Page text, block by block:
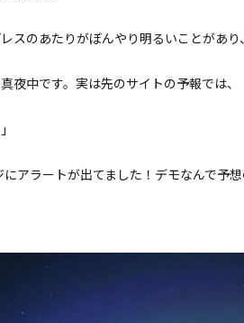
スのあたりがぼんやり明るいことがあり
夜中です。実は先のサイトの予報では、
アラートが出てました！デモなんで予想